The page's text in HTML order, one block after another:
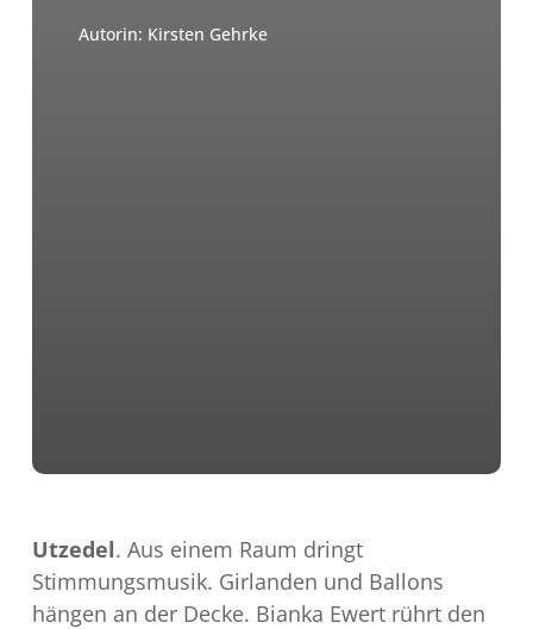
Autorin: Kirsten Gehrke
Utzedel. Aus einem Raum dringt
Stimmungsmusik. Girlanden und Ballons
hängen an der Decke. Bianka Ewert rührt den